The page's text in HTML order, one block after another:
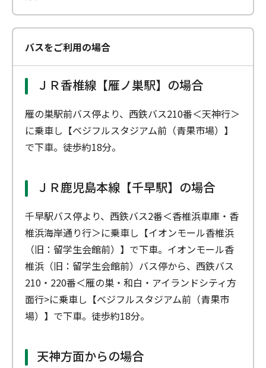
バスをご利用の場合
ＪＲ香椎線【雁ノ巣駅】の場合
雁の巣駅前バス停より、西鉄バス210番＜天神行＞
に乗車し【ベジフルスタジアム前（青果市場）】
で下車。徒歩約18分。
ＪＲ鹿児島本線【千早駅】の場合
千早駅バス停より、西鉄バス2番＜香椎浜車庫・香
椎浜海岸通り行＞に乗車し【イオンモール香椎浜
（旧：留学生会館前）】で下車。イオンモール香
椎浜（旧：留学生会館前）バス停から、西鉄バス
210・220番＜雁の巣・和白・アイランドシティ方
面行>に乗車し【ベジフルスタジアム前（青果市
場）】で下車。徒歩約18分。
天神方面からの場合